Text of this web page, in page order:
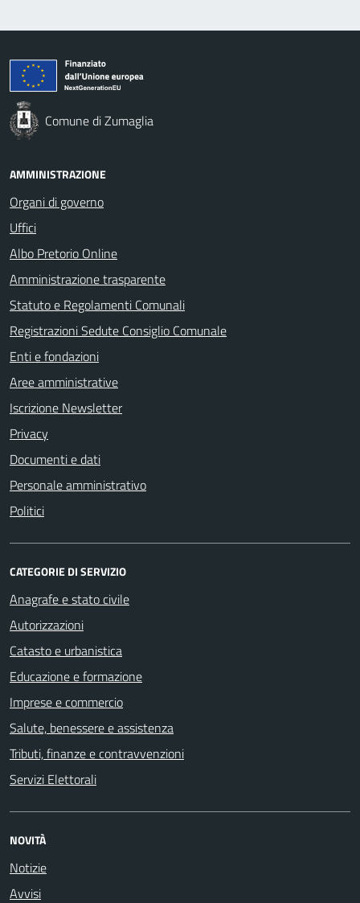
Comune di Zumaglia
AMMINISTRAZIONE
Organi di governo
Uffici
Albo Pretorio Online
Amministrazione trasparente
Statuto e Regolamenti Comunali
Registrazioni Sedute Consiglio Comunale
Enti e fondazioni
Aree amministrative
Iscrizione Newsletter
Privacy
Documenti e dati
Personale amministrativo
Politici
CATEGORIE DI SERVIZIO
Anagrafe e stato civile
Autorizzazioni
Catasto e urbanistica
Educazione e formazione
Imprese e commercio
Salute, benessere e assistenza
Tributi, finanze e contravvenzioni
Servizi Elettorali
NOVITÀ
Notizie
Avvisi